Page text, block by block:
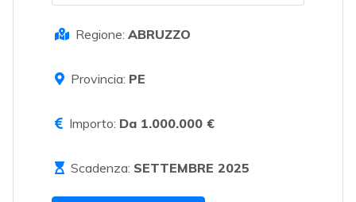
Regione: ABRUZZO
Provincia: PE
Importo: Da 1.000.000 €
Scadenza: SETTEMBRE 2025